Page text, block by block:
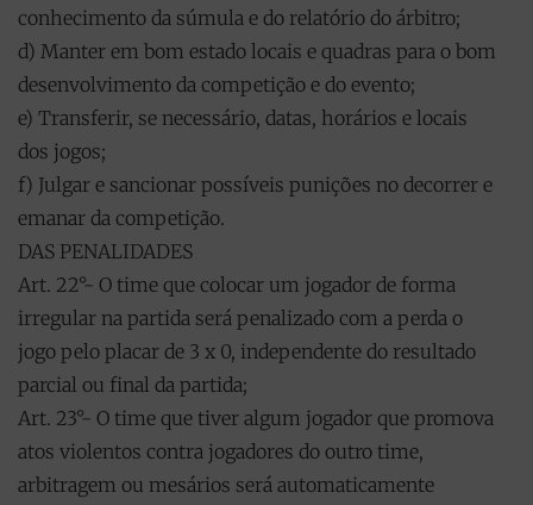
conhecimento da súmula e do relatório do árbitro;
d) Manter em bom estado locais e quadras para o bom
desenvolvimento da competição e do evento;
e) Transferir, se necessário, datas, horários e locais
dos jogos;
f) Julgar e sancionar possíveis punições no decorrer e
emanar da competição.
DAS PENALIDADES
Art. 22°- O time que colocar um jogador de forma
irregular na partida será penalizado com a perda o
jogo pelo placar de 3 x 0, independente do resultado
parcial ou final da partida;
Art. 23°- O time que tiver algum jogador que promova
atos violentos contra jogadores do outro time,
arbitragem ou mesários será automaticamente